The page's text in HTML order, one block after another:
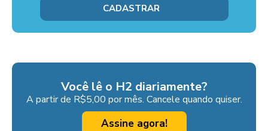
Você lê o H2 diariamente?
A partir de R$5,00 por mês. Cancele quando quiser.
Assine agora!